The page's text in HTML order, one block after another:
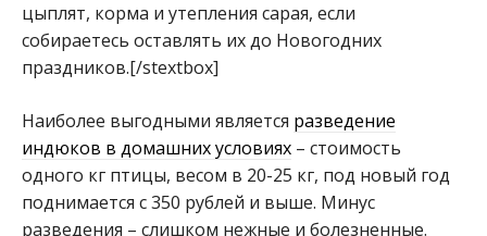
цыплят, корма и утепления сарая, если
собираетесь оставлять их до Новогодних
праздников.[/stextbox]
Наиболее выгодными является разведение
индюков в домашних условиях – стоимость
одного кг птицы, весом в 20-25 кг, под новый год
поднимается с 350 рублей и выше. Минус
разведения – слишком нежные и болезненные.